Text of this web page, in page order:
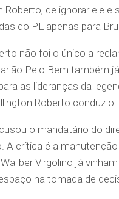
Roberto, de ignorar ele
do PL apenas para
não foi o único a
Pelo Bem também
as lideranças da
Roberto conduz o
o mandatário do
A crítica é a
Virgolino já
na tomada de